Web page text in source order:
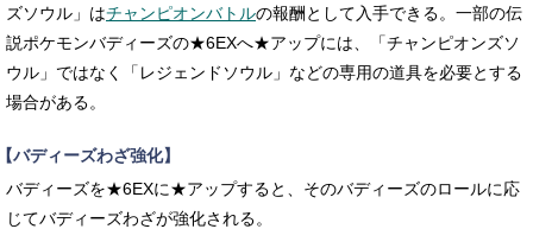
ズソウル」はチャンピオンバトルの報酬として入手できる。一部の伝
説ポケモンバディーズの★6EXへ★アップには、「チャンピオンズソ
ウル」ではなく「レジェンドソウル」などの専用の道具を必要とする
場合がある。
バディーズわざ強化】
バディーズを★6EXに★アップすると、そのバディーズのロールに応
じてバディーズわざが強化される。